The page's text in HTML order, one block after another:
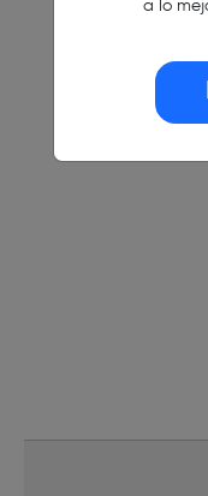
a lo